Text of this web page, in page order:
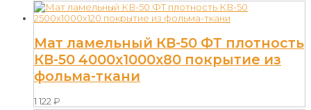
Мат ламельный КВ-50 ФТ плотность
КВ-50 4000х1000х80 покрытие из
фольма-ткани
1 122 ₽